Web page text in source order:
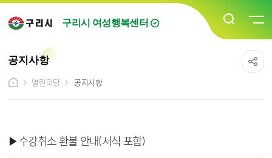
구리시 여성행복센터
공지사항
열린마당
공지사항
▶수강취소 환불 안내(서식 포함)